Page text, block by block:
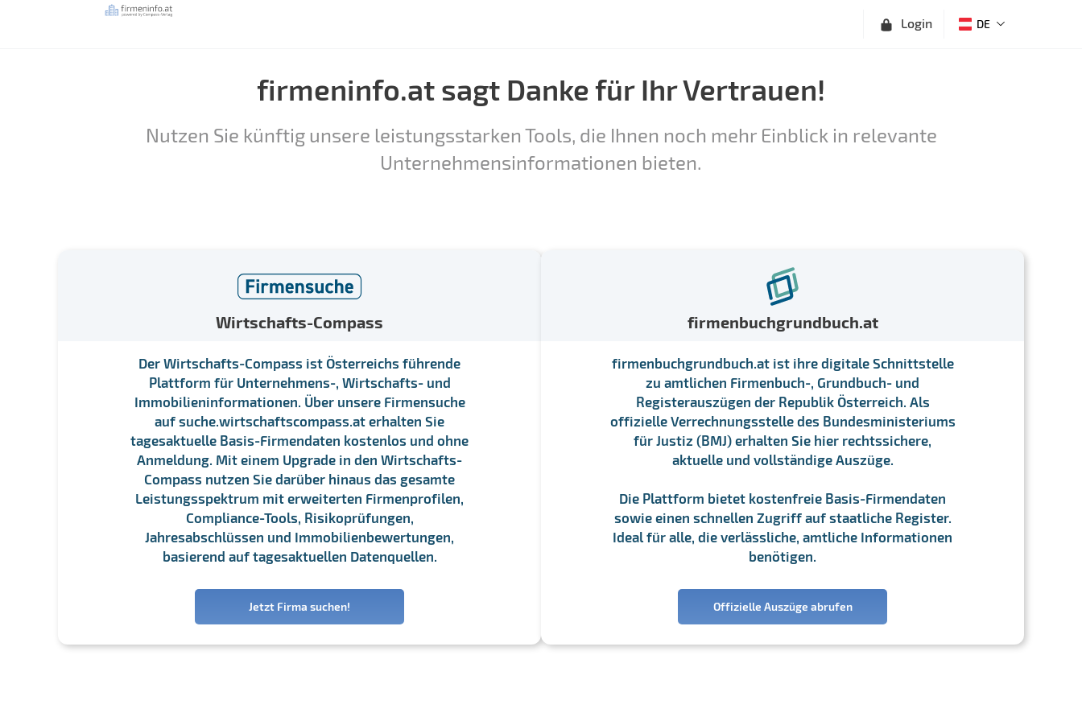
Login DE
firmeninfo.at sagt Danke für Ihr Vertrauen!
Nutzen Sie künftig unsere leistungsstarken Tools, die Ihnen noch mehr Einblick in relevante
Unternehmensinformationen bieten.
Wirtschafts-Compass
Der Wirtschafts-Compass ist Österreichs führende
Plattform für Unternehmens-, Wirtschafts- und
Immobilieninformationen. Über unsere Firmensuche
auf suche.wirtschaftscompass.at erhalten Sie
tagesaktuelle Basis-Firmendaten kostenlos und ohne
Anmeldung. Mit einem Upgrade in den Wirtschafts-
Compass nutzen Sie darüber hinaus das gesamte
Leistungsspektrum mit erweiterten Firmenprofilen,
Compliance-Tools, Risikoprüfungen,
Jahresabschlüssen und Immobilienbewertungen,
basierend auf tagesaktuellen Datenquellen.
Jetzt Firma suchen!
firmenbuchgrundbuch.at
firmenbuchgrundbuch.at ist ihre digitale Schnittstelle
zu amtlichen Firmenbuch-, Grundbuch- und
Registerauszügen der Republik Österreich. Als
offizielle Verrechnungsstelle des Bundesministeriums
für Justiz (BMJ) erhalten Sie hier rechtssichere,
aktuelle und vollständige Auszüge.
Die Plattform bietet kostenfreie Basis-Firmendaten
sowie einen schnellen Zugriff auf staatliche Register.
Ideal für alle, die verlässliche, amtliche Informationen
benötigen.
Offizielle Auszüge abrufen